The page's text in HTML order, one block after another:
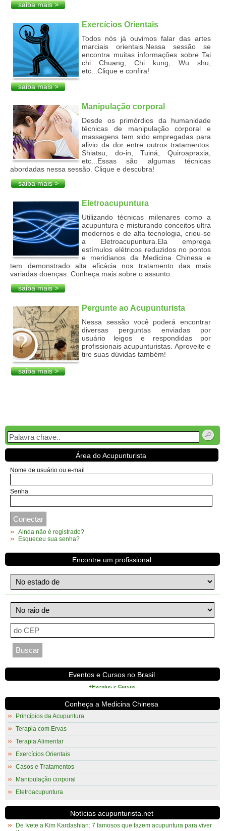
saiba mais >
Exercícios Orientais
Todos nós já ouvimos falar das artes
marciais orientais.Nessa sessão se
encontra muitas informações sobre Tai
chi Chuang, Chi kung, Wu shu,
etc...Clique e confira!
saiba mais >
Manipulação corporal
Desde os primórdios da humanidade
técnicas de manipulação corporal e
massagens tem sido empregadas para
alivio da dor entre outros tratamentos.
Shiatsu, do-in, Tuiná, Quiroapraxia,
etc...Essas são algumas técnicas
abordadas nessa sessão. Clique e descubra!
saiba mais >
Eletroacupuntura
Utilizando técnicas milenares como a
acupuntura e misturando conceitos ultra
modernos e de alta tecnologia, criou-se
a Eletroacupuntura.Ela emprega
estímulos elétricos reduzidos no pontos
e meridianos da Medicina Chinesa e
tem demonstrado alta eficácia nos tratamento das mais
variadas doenças. Conheça mais sobre o assunto.
saiba mais >
Pergunte ao Acupunturista
Nessa sessão você poderá encontrar
diversas perguntas enviadas por
usuário leigos e respondidas por
profissionais acupunturistas. Aproveite e
tire suas dúvidas também!
saiba mais >
Área do Acupunturista
Nome de usuário ou e-mail
Senha
Ainda não é registrado?
Esqueceu sua senha?
Encontre um profissional
Eventos e Cursos no Brasil
+Eventos e Cursos
Conheça a Medicina Chinesa
Princípios da Acupuntura
Terapia com Ervas
Terapia Alimentar
Exercícios Orientais
Casos e Tratamentos
Manipulação corporal
Eletroacupuntura
Notícias acupunturista.net
De Ivete a Kim Kardashian: 7 famosos que fazem acupuntura para viver